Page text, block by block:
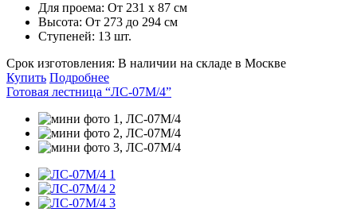
Для проема: От 231 х 87 см
Высота: От 273 до 294 см
Ступеней: 13 шт.
Срок изготовления: В наличии на складе в Москве
Купить Подробнее
Готовая лестница “ЛС-07М/4”